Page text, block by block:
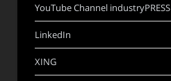
YouTube Channel industryPRESS
LinkedIn
XING